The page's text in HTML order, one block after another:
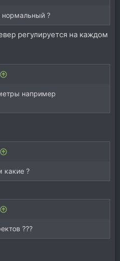
нормальный ?
регулируется на каждом
например
какие ?
???